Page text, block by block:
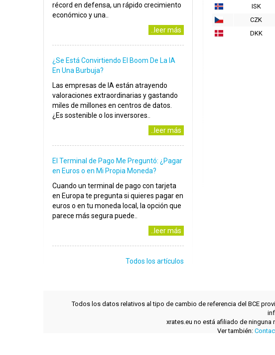
ISK
CZK
DKK
récord en defensa, un rápido crecimiento
económico y una..
..leer más
¿Se Está Convirtiendo El Boom De La IA
En Una Burbuja?
Las empresas de IA están atrayendo
valoraciones extraordinarias y gastando
miles de millones en centros de datos.
¿Es sostenible o los inversores..
..leer más
El Terminal de Pago Me Preguntó: ¿Pagar
en Euros o en Mi Propia Moneda?
Cuando un terminal de pago con tarjeta
en Europa te pregunta si quieres pagar en
euros o en tu moneda local, la opción que
parece más segura puede..
..leer más
Todos los artículos
Todos los datos relativos al tipo de cambio de referencia del BCE
xrates.eu no está afiliado de ninguna
Ver también: